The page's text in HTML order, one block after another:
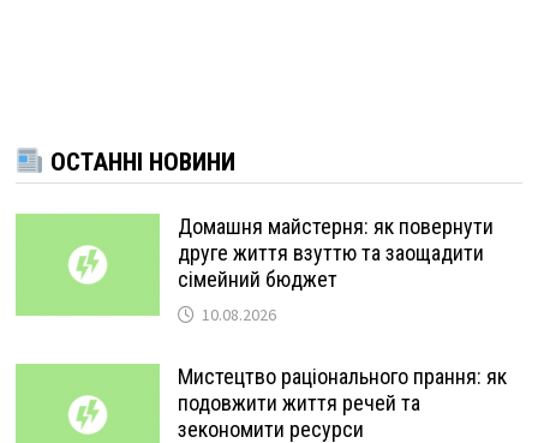
ОСТАННІ НОВИНИ
Домашня майстерня: як повернути
друге життя взуттю та заощадити
сімейний бюджет
10.08.2026
Мистецтво раціонального прання: як
подовжити життя речей та
зекономити ресурси